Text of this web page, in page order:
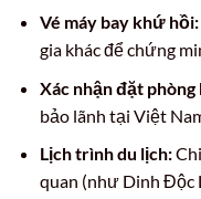
Vé máy bay khứ hồi:
gia khác để chứng
Xác nhận đặt phòng
bảo lãnh tại Việt
Lịch trình du lịch:
quan (như Dinh Độc